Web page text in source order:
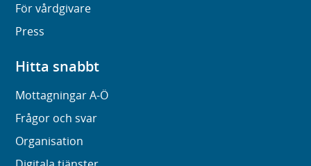
För vårdgivare
Press
Hitta snabbt
Mottagningar A-Ö
Frågor och svar
Organisation